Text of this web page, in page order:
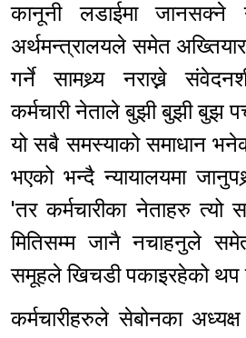
कानूनी लडाईमा जानसक्ने
अर्थमन्त्रालयले समेत
गर्ने सामथ्र्य नराख्ने
कर्मचारी नेताले बुझी बुझी बुझ
यो सबै समस्याको समाधान
भएको भन्दै न्यायालयमा
'तर कर्मचारीका नेताहरु
मितिसम्म जानै नचाहनुले
समूहले खिचडी पकाइरहेको थप
कर्मचारीहरुले सेबोनका